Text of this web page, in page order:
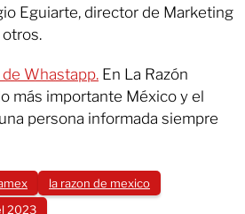
Eguiarte, director de Marketing
Whastapp. En La Razón
más importante México y el
persona informada siempre
la razon de mexico
2023